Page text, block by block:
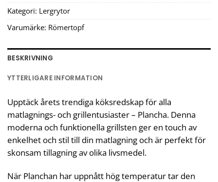
Kategori: Lergrytor
Varumärke: Römertopf
BESKRIVNING
YTTERLIGARE INFORMATION
Upptäck årets trendiga köksredskap för alla
matlagnings- och grillentusiaster – Plancha. Denna
moderna och funktionella grillsten ger en touch av
enkelhet och stil till din matlagning och är perfekt för
skonsam tillagning av olika livsmedel.
När Planchan har uppnått hög temperatur tar den